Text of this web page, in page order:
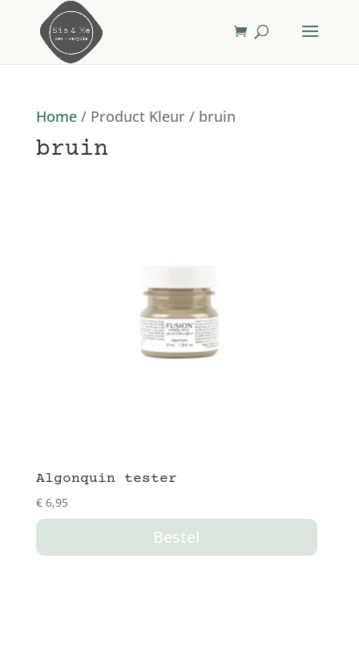
Home/ Product Kleur / bruin
bruin
Algonquin tester
€6,95
Bestel